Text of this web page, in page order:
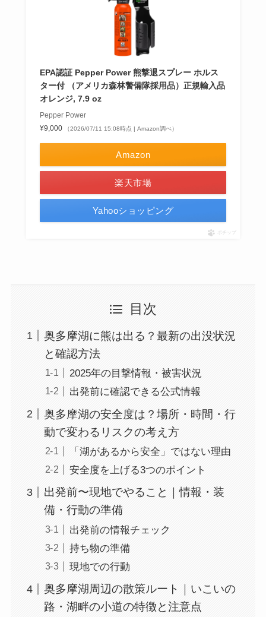
EPA認証 Pepper Power 熊撃退スプレー ホルス
ター付 （アメリカ森林警備隊採用品）正規輸入品
オレンジ, 7.9 oz
Pepper Power
¥9,000
（2026/07/11 15:08時点 | Amazon調べ）
Amazon
楽天市場
Yahooショッピング
ポチップ
目次
奥多摩湖に熊は出る？最新の出没状況
と確認方法
2025年の目撃情報・被害状況
出発前に確認できる公式情報
奥多摩湖の安全度は？場所・時間・行
動で変わるリスクの考え方
「湖があるから安全」ではない理由
安全度を上げる3つのポイント
出発前〜現地でやること｜情報・装
備・行動の準備
出発前の情報チェック
持ち物の準備
現地での行動
奥多摩湖周辺の散策ルート｜いこいの
路・湖畔の小道の特徴と注意点